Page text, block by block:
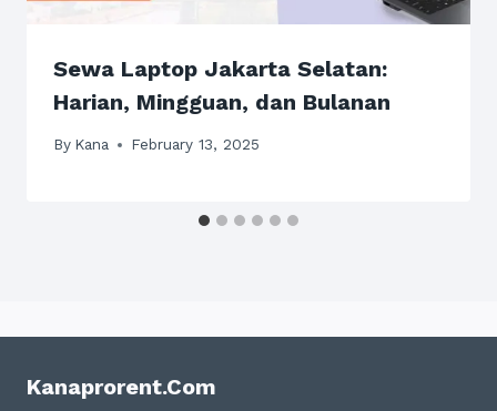
Sewa Laptop Jakarta Selatan:
Harian, Mingguan, dan Bulanan
By Kana February 13, 2025
Kanaprorent.com